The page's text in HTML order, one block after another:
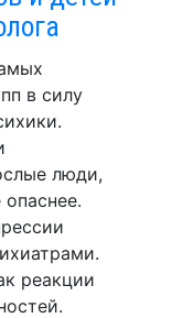
в силу
люди,
реакции